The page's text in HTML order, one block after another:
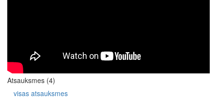
Atsauksmes (4)
visas atsauksmes